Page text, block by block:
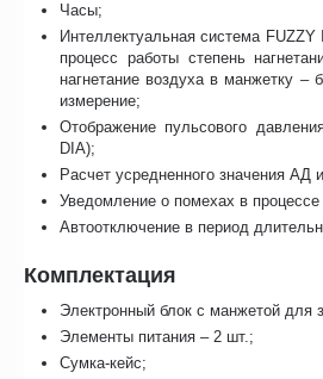
Часы;
Интеллектуальная система FUZZY
процесс работы степень
нагнетание воздуха в манжетку –
измерение;
Отображение пульсового
DIA);
Расчет усредненного значения АД
Уведомление о помехах в процессе
Автоотключение в период
Комплектация
Электронный блок с манжетой для
Элементы питания – 2 шт.;
Сумка-кейс;